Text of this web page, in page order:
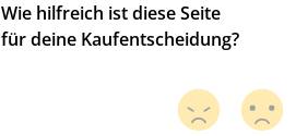
Wie hilfreich ist diese Seite
für deine Kaufentscheidung?